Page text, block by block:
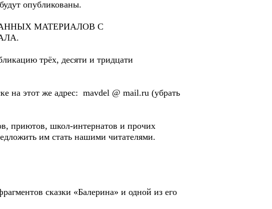
опубликованы.
МАТЕРИАЛОВ С
трёх, десяти и тридцати
на этот же адрес: mavdel @ mail.ru (убрать
приютов, школ-интернатов и прочих
им стать нашими читателями.
сказки «Балерина» и одной из его